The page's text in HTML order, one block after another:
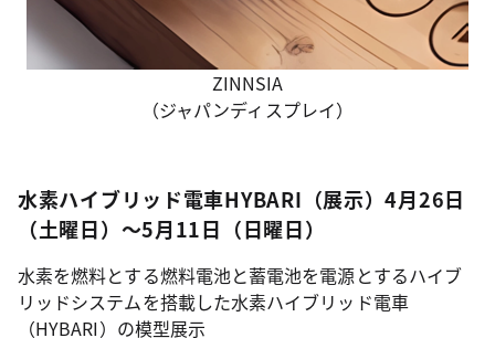
ZINNSIA
（ジャパンディスプレイ）
水素ハイブリッド電車HYBARI（展示）4月26日
（土曜日）～5月11日（日曜日）
水素を燃料とする燃料電池と蓄電池を電源とするハイブ
リッドシステムを搭載した水素ハイブリッド電車
（HYBARI）の模型展示